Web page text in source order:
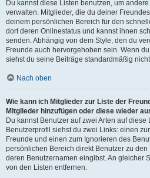
Du kannst diese Listen benutzen, um
verwalten. Mitglieder, die du deiner
deinem persönlichen Bereich für den
dort deren Onlinestatus und kannst ihnen
senden. Abhängig von dem Style, den du
Freunde auch hervorgehoben sein. Wenn
siehst du seine Beiträge standardmäßig nicht.
Nach oben
Wie kann ich Mitglieder zur Liste der
Mitglieder hinzufügen oder diese wieder
Du kannst Benutzer auf zwei Arten auf diese
Benutzerprofil siehst du zwei Links: einen
Freunde und einen zum Ignorieren des
persönlichen Bereich direkt Benutzer zu
deren Benutzernamen eingibst. An gleicher
von den Listen entfernen.